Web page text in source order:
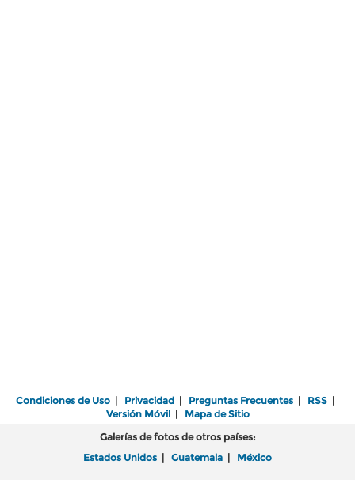
Condiciones de Uso | Privacidad | Preguntas Frecuentes | RSS |
Versión Móvil| Mapa de Sitio
Galerías de fotos de otros países:
Estados Unidos | Guatemala | México